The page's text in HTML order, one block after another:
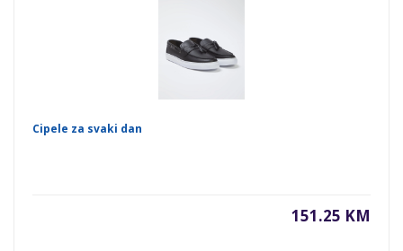
Cipele za svaki dan
151.25 KM